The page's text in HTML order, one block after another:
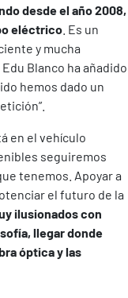
desde el año 2008,
eléctrico . Es un
y mucha
Blanco ha añadido
hemos dado un
en el vehículo
seguiremos
tenemos. Apoyar a
el futuro de la
ilusionados con
llegar donde
óptica y las